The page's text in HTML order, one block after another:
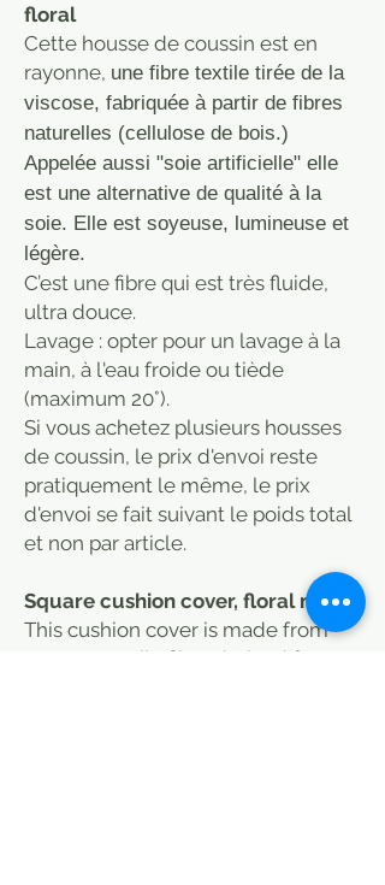
floral
Cette housse de coussin est en
rayonne, une fibre textile tirée de la
viscose, fabriquée à partir de fibres
naturelles (cellulose de bois.)
Appelée aussi "soie artificielle" elle
est une alternative de qualité à la
soie. Elle est soyeuse, lumineuse et
légère.
C’est une fibre qui est très fluide,
ultra douce.
Lavage : opter pour un lavage à la
main, à l'eau froide ou tiède
(maximum 20°).
Si vous achetez plusieurs housses
de coussin, le prix d'envoi reste
pratiquement le même, le prix
d'envoi se fait suivant le poids total
et non par article.
Square cushion cover, floral motif
This cushion cover is made from
rayon, a textile fibre derived from